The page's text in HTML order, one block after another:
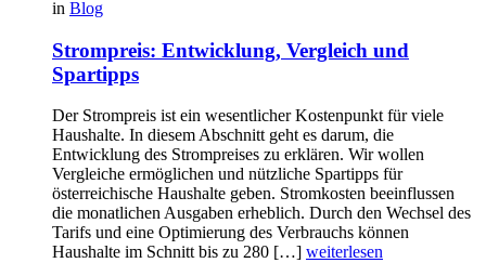
in Blog
Strompreis: Entwicklung, Vergleich und
Spartipps
Der Strompreis ist ein wesentlicher Kostenpunkt für viele
Haushalte. In diesem Abschnitt geht es darum, die
Entwicklung des Strompreises zu erklären. Wir wollen
Vergleiche ermöglichen und nützliche Spartipps für
österreichische Haushalte geben. Stromkosten beeinflussen
die monatlichen Ausgaben erheblich. Durch den Wechsel des
Tarifs und eine Optimierung des Verbrauchs können
Haushalte im Schnitt bis zu 280 […] weiterlesen